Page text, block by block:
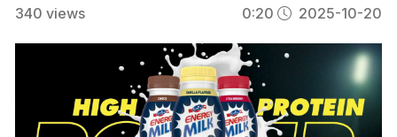
340 views 0:20 2025-10-20